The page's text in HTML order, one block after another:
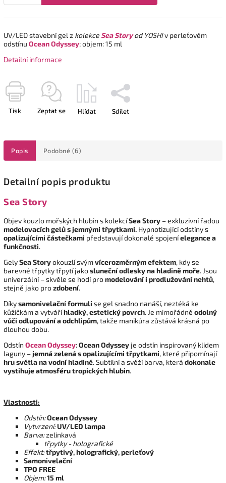
UV/LED stavební gel z kolekce Sea Storyod YOSHIv perleťovém
odstínu Ocean Odyssey; objem: 15 ml
Detailní informace
Tisk Zeptat se Hlídat Sdílet
Popis Podobné (6)
Detailní popis produktu
Sea Story
Objev kouzlo mořských hlubin s kolekcíSea Story – exkluzivní řadou
modelovacích gelů s jemnými třpytkami. Hypnotizující odstíny s
opalizujícími částečkami představují dokonalé spojeníelegance a
funkčnosti.
GelySea Storyokouzlí svýmvícerozměrným efektem, kdy se
barevné třpytky třpytí jakosluneční odlesky na hladině moře. Jsou
univerzální – skvěle se hodí promodelování i prodlužování nehtů,
stejně jako prozdobení.
Díkysamonivelační formuli se gel snadno nanáší, neztéká ke
kůžičkám a vytváříhladký, estetický povrch. Je mimořádně odolný
vůči odlupování a odchlipům, takže manikúra zůstává krásná po
dlouhou dobu.
Odstín Ocean Odyssey:Ocean Odyssey je odstín inspirovaný klidem
laguny – jemná zelená s opalizujícími třpytkami, které připomínají
hru světla na vodní hladině. Subtilní a svěží barva, která dokonale
vystihuje atmosféru tropických hlubin.
Vlastnosti:
Odstín:Ocean Odyssey
Vytvrzení:UV/LED lampa
Barva:zelinkavá
třpytky - holografické
Effekt:třpytivý, holografický, perleťový
Samonivelační
TPO FREE
Objem:15 ml